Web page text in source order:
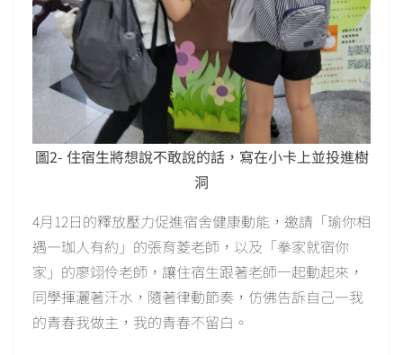
圖2- 住宿生將想說不敢說的話，寫在小卡上並投進樹
洞
4月12日的釋放壓力促進宿舍健康動能，邀請「瑜你相
遇—珈人有約」的張育菱老師，以及「拳家就宿你
家」的廖翊伶老師，讓住宿生跟著老師一起動起來，
同學揮灑著汗水，隨著律動節奏，仿佛告訴自己—我
的青春我做主，我的青春不留白。